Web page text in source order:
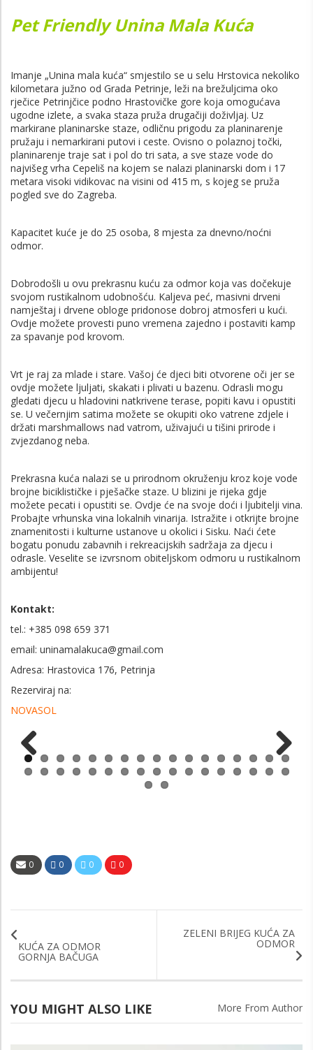
Pet Friendly Unina Mala Kuća
Imanje „Unina mala kuća“ smjestilo se u selu Hrstovica nekoliko
kilometara južno od Grada Petrinje, leži na brežuljcima oko
rječice Petrinjčice podno Hrastovičke gore koja omogućava
ugodne izlete, a svaka staza pruža drugačiji doživljaj. Uz
markirane planinarske staze, odličnu prigodu za planinarenje
pružaju i nemarkirani putovi i ceste. Ovisno o polaznoj točki,
planinarenje traje sat i pol do tri sata, a sve staze vode do
najvišeg vrha Cepeliš na kojem se nalazi planinarski dom i 17
metara visoki vidikovac na visini od 415 m, s kojeg se pruža
pogled sve do Zagreba.
Kapacitet kuće je do 25 osoba, 8 mjesta za dnevno/noćni
odmor.
Dobrodošli u ovu prekrasnu kuću za odmor koja vas dočekuje
svojom rustikalnom udobnošću. Kaljeva peć, masivni drveni
namještaj i drvene obloge pridonose dobroj atmosferi u kući.
Ovdje možete provesti puno vremena zajedno i postaviti kamp
za spavanje pod krovom.
Vrt je raj za mlade i stare. Vašoj će djeci biti otvorene oči jer se
ovdje možete ljuljati, skakati i plivati u bazenu. Odrasli mogu
gledati djecu u hladovini natkrivene terase, popiti kavu i opustiti
se. U večernjim satima možete se okupiti oko vatrene zdjele i
držati marshmallows nad vatrom, uživajući u tišini prirode i
zvjezdanog neba.
Prekrasna kuća nalazi se u prirodnom okruženju kroz koje vode
brojne biciklističke i pješačke staze. U blizini je rijeka gdje
možete pecati i opustiti se. Ovdje će na svoje doći i ljubitelji vina.
Probajte vrhunska vina lokalnih vinarija. Istražite i otkrijte brojne
znamenitosti i kulturne ustanove u okolici i Sisku. Naći ćete
bogatu ponudu zabavnih i rekreacijskih sadržaja za djecu i
odrasle. Veselite se izvrsnom obiteljskom odmoru u rustikalnom
ambijentu!
Kontakt:
tel.: +385 098 659 371
email: uninamalakuca@gmail.com
Adresa: Hrastovica 176, Petrinja
Rezerviraj na:
NOVASOL
Previous Next
0 0 0 0
KUĆA ZA ODMOR
GORNJA BAČUGA
ZELENI BRIJEG KUĆA ZA
ODMOR
YOU MIGHT ALSO LIKE More From Author